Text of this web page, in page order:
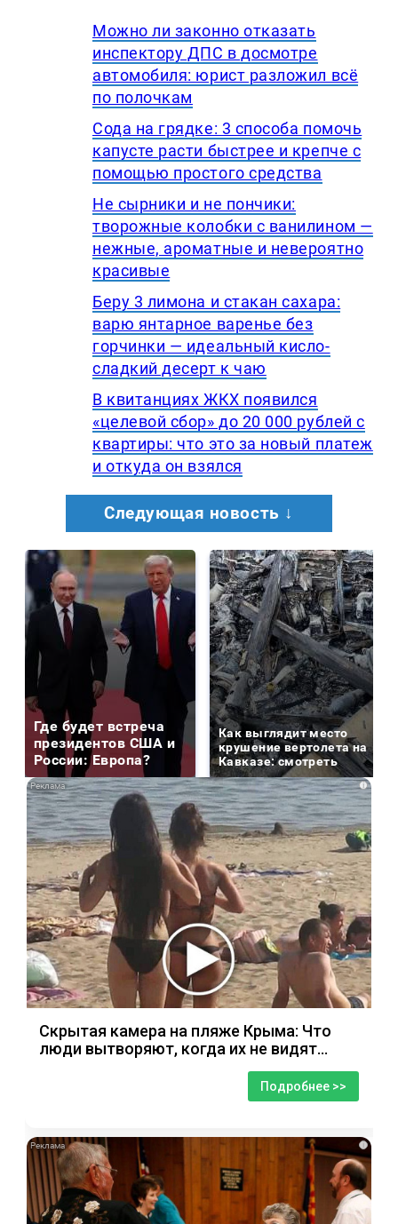
Можно ли законно отказать
инспектору ДПС в досмотре
автомобиля: юрист разложил всё
по полочкам
Сода на грядке: 3 способа помочь
капусте расти быстрее и крепче с
помощью простого средства
Не сырники и не пончики:
творожные колобки с ванилином —
нежные, ароматные и невероятно
красивые
Беру 3 лимона и стакан сахара:
варю янтарное варенье без
горчинки — идеальный кисло-
сладкий десерт к чаю
В квитанциях ЖКХ появился
«целевой сбор» до 20 000 рублей с
квартиры: что это за новый платеж
и откуда он взялся
Следующая новость ↓
Где будет встреча
президентов США и
России: Европа?
Как выглядит место
крушение вертолета на
Кавказе: смотреть
i
Скрытая камера на пляже Крыма: Что
люди вытворяют, когда их не видят...
Подробнее >>
i